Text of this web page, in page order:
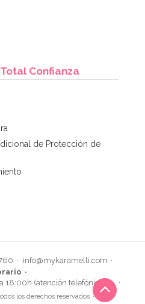
Confianza
de Protección de
info@mykaramelli.com
18:00h (atención telefónica)
los derechos reservados